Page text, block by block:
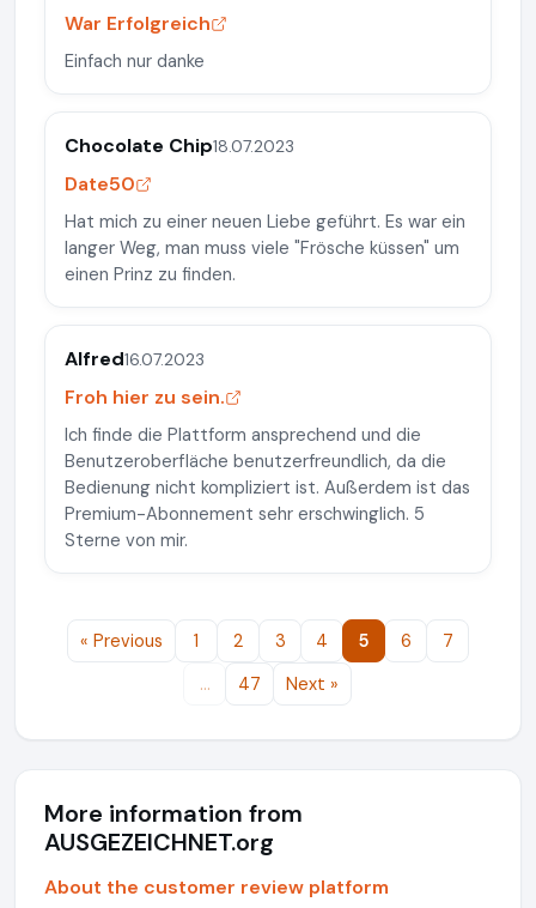
War Erfolgreich
Einfach nur danke
Chocolate Chip18.07.2023
Date50
Hat mich zu einer neuen Liebe geführt. Es war ein
langer Weg, man muss viele "Frösche küssen" um
einen Prinz zu finden.
Alfred16.07.2023
Froh hier zu sein.
Ich finde die Plattform ansprechend und die
Benutzeroberfläche benutzerfreundlich, da die
Bedienung nicht kompliziert ist. Außerdem ist das
Premium-Abonnement sehr erschwinglich. 5
Sterne von mir.
« Previous 1 2 3 4 5 6
7
…
47 Next »
More information from
AUSGEZEICHNET.org
About the customer review platform